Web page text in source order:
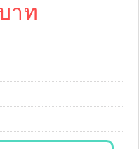
าท